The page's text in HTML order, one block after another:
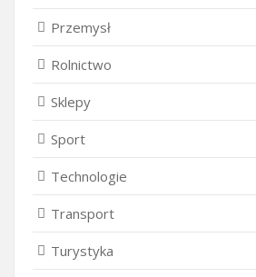
Przemysł
Rolnictwo
Sklepy
Sport
Technologie
Transport
Turystyka